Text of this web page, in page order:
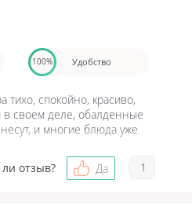
100% Удобство
тихо, спокойно, красиво,
в своем деле, обалденные
и многие блюда уже
отзыв?
Да 1